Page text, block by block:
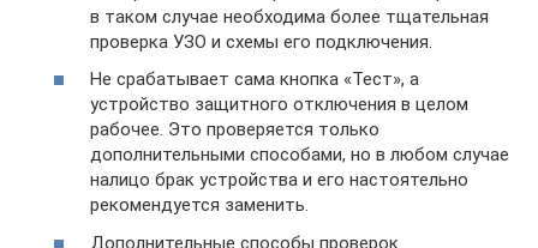
в таком случае необходима более тщательная
проверка УЗО и схемы его подключения.
Не срабатывает сама кнопка «Тест», а
устройство защитного отключения в целом
рабочее. Это проверяется только
дополнительными способами, но в любом случае
налицо брак устройства и его настоятельно
рекомендуется заменить.
Дополнительные способы проверок